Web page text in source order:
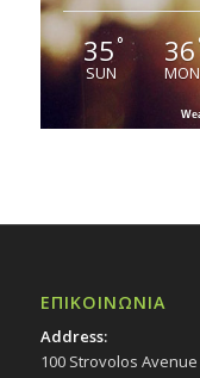
35°
SUN
36
MON
ΕΠΙΚΟΙΝΩΝΙΑ
Address:
100 Strovolos Avenue